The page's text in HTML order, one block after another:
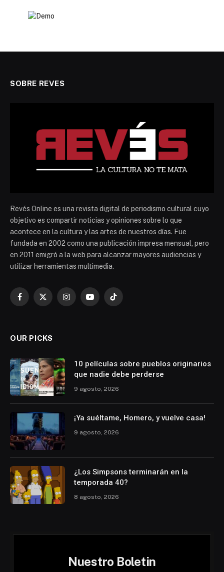
SOBRE REVES
Revés Online es una revista digital de periodismo cultural cuyo
objetivo es compartir noticias y opiniones sobre lo que
acontece en la cultura y las artes de nuestros días. Fue
fundada en 2002 como una publicación impresa mensual, pero
en 2011 emigró a la web para alcanzar mayores audiencias y
utilizar herramientas multimedia.
Facebook
X
InstagramYouTubeTikTok
OUR PICKS
10 películas sobre pueblos originarios
que nadie debe perderse
9 agosto, 2026
¡Ya suéltame, Homero, y vuelve casa!
9 agosto, 2026
¿Los Simpsons terminarán en la
temporada 40?
8 agosto, 2026
Nuestro Boletin